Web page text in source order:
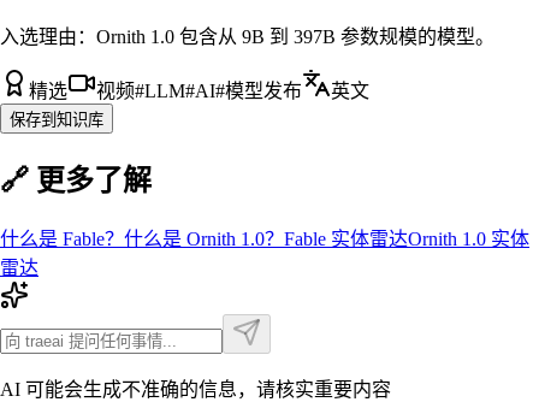
入选理由： Ornith 1.0 包含从 9B 到 397B 参数规模的模型。
精选 视频#LLM#AI#模型发布 英文
保存到知识库
🔗 更多了解
什么是 Fable？ 什么是 Ornith 1.0？ Fable 实体雷达Ornith 1.0 实体
雷达
AI 可能会生成不准确的信息，请核实重要内容